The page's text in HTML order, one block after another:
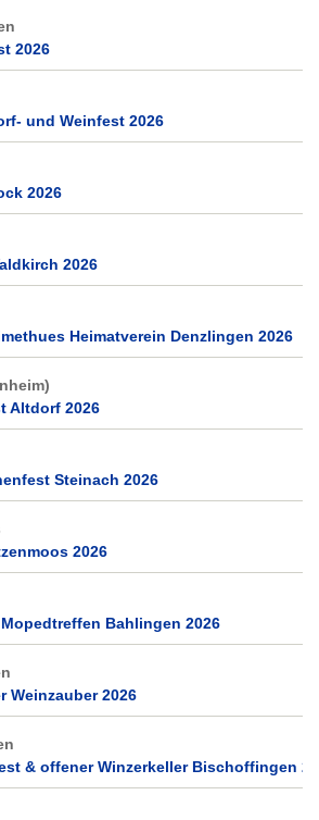
2026
und Weinfest 2026
2026
2026
Heimatverein Denzlingen 2026
Altdorf 2026
Steinach 2026
2026
Bahlingen 2026
Weinzauber 2026
& offener Winzerkeller Bischoffingen